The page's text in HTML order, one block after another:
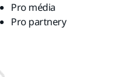
Pro média
Pro partnery